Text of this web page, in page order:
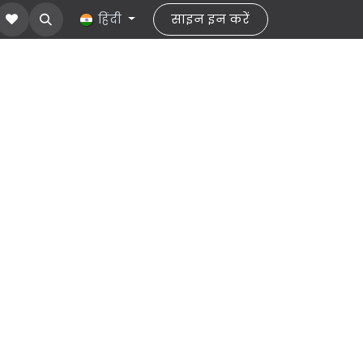
about Us हमसे संपर्क करें help
हिंदी साइन इन करें